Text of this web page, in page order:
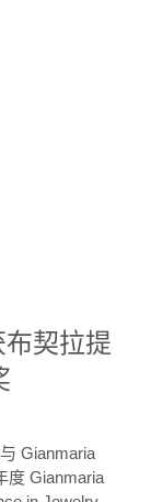
契拉提
Gianmaria
度 Gianmaria